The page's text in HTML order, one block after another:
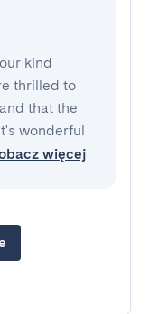
kind
thrilled to
that the
wonderful
więcej